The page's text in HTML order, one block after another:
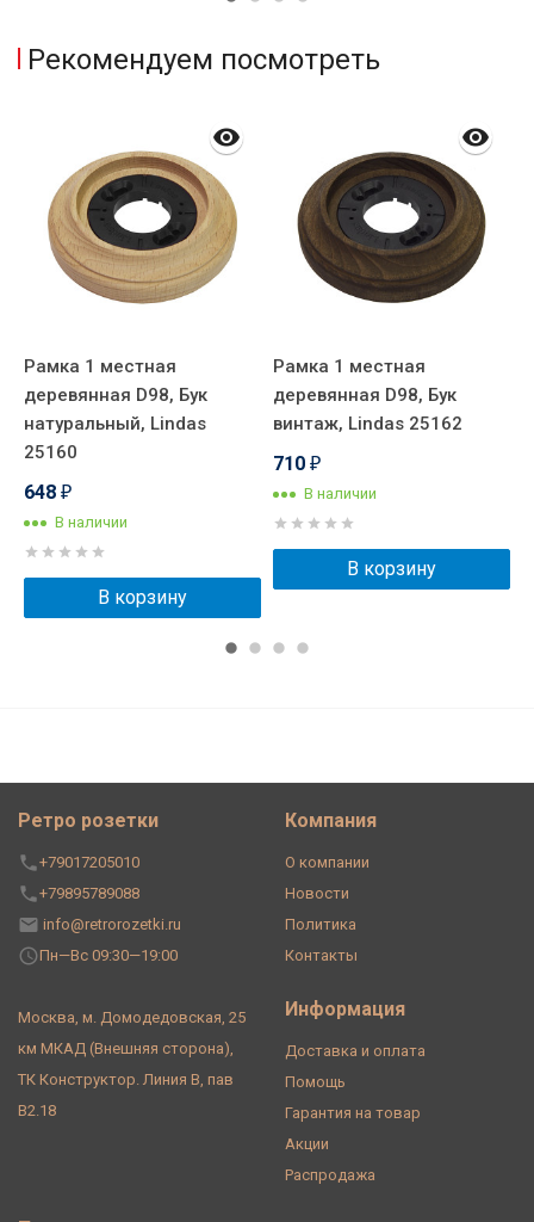
Рекомендуем посмотреть
Рамка 1 местная
деревянная D98, Бук
натуральный, Lindas
25160
648 ₽
В наличии
В корзину
Рамка 1 местная
деревянная D98, Бук
винтаж, Lindas 25162
710 ₽
В наличии
В корзину
Ретро розетки
+79017205010
+79895789088
info@retrorozetki.ru
Пн—Вс 09:30—19:00
Москва, м. Домодедовская, 25
км МКАД (Внешняя сторона),
ТК Конструктор. Линия В, пав
В2.18
Компания
О компании
Новости
Политика
Контакты
Информация
Доставка и оплата
Помощь
Гарантия на товар
Акции
Распродажа